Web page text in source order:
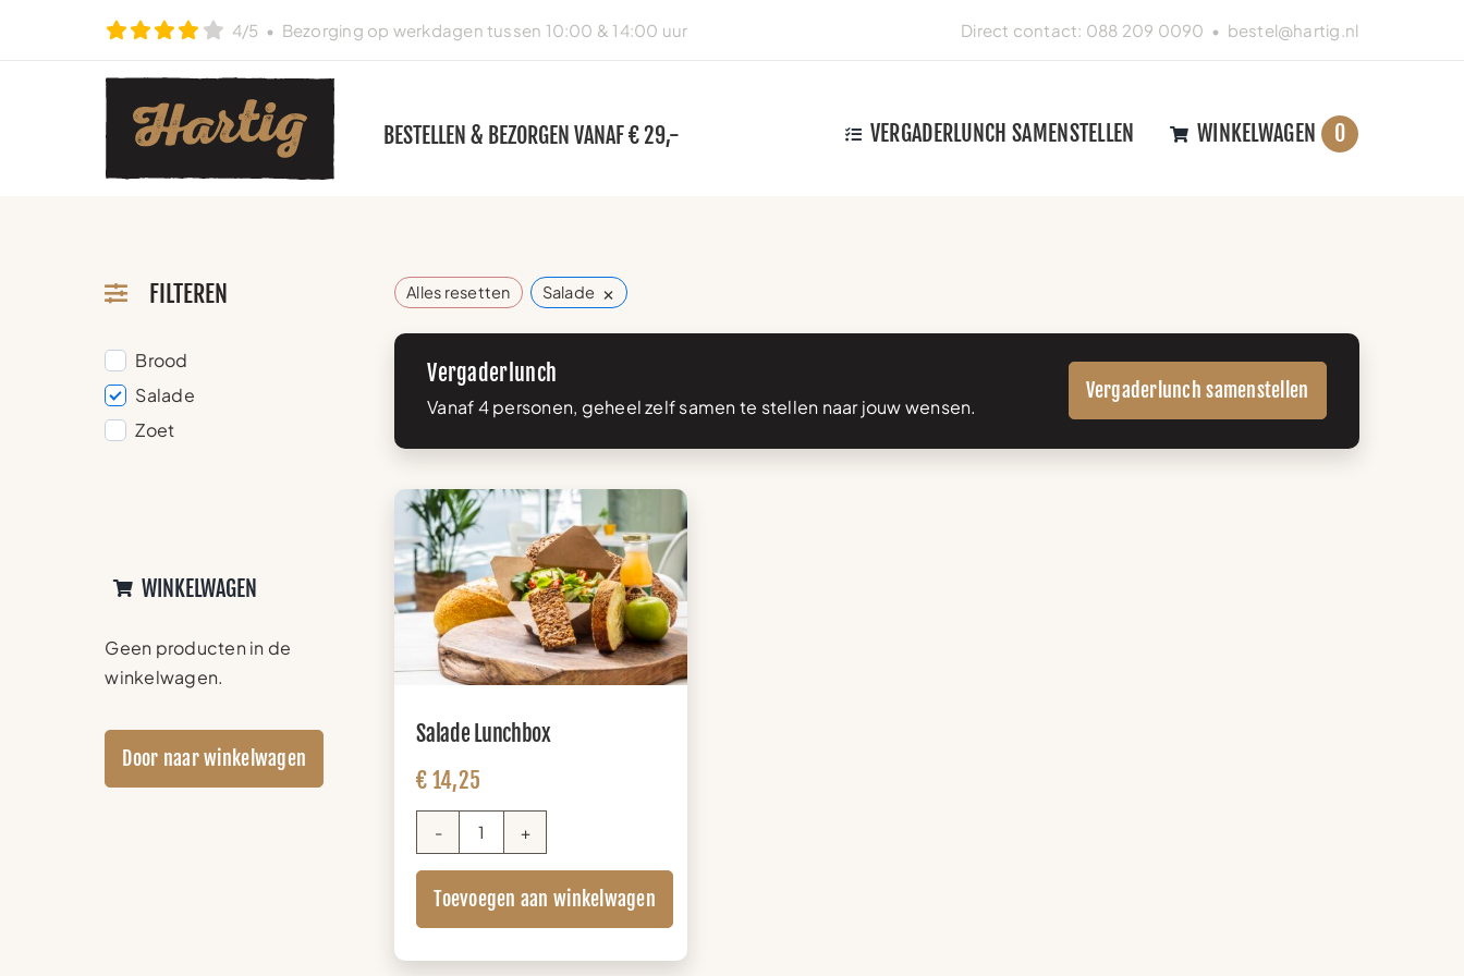
4/5 • Bezorging op werkdagen tussen 10:00 & 14:00 uur Direct contact: 088 209 0090 • bestel@hartig.nl
BESTELLEN & BEZORGEN VANAF € 29,- VERGADERLUNCH SAMENSTELLEN WINKELWAGEN 0
FILTEREN
Brood
Salade
Zoet
WINKELWAGEN
Geen producten in de
winkelwagen.
Door naar winkelwagen
Alles resetten Salade ×
Vergaderlunch
Vanaf 4 personen, geheel zelf samen te stellen naar jouw wensen.
Vergaderlunch samenstellen
Salade Lunchbox
€ 14,25
Salade
Lunchbox
aantal
Toevoegen aan winkelwagen